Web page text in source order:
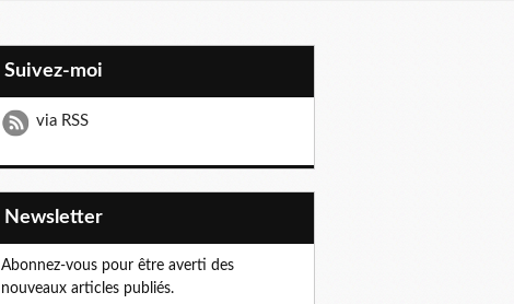
Suivez-moi
via RSS
Newsletter
Abonnez-vous pour être averti des
nouveaux articles publiés.